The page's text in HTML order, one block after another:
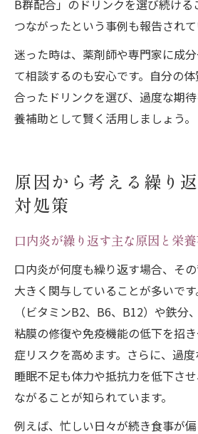
B群配合」のドリンクを選び続ける
つながったという事例も報告されて
迷った時は、薬剤師や専門家に成
て相談するのも安心です。自分の
合ったドリンクを選び、過度な期
養補助として賢く活用しましょう。
原因から考える繰り
対処策
口内炎が繰り返す主な原因と栄
口内炎が何度も繰り返す場合、そ
大きく関与していることが多いで
（ビタミンB2、B6、B12）や鉄分
粘膜の修復や免疫機能の低下を招
症リスクを高めます。さらに、過度
睡眠不足も体力や抵抗力を低下さ
ながることが知られています。
例えば、忙しい日々が続き食事が偏